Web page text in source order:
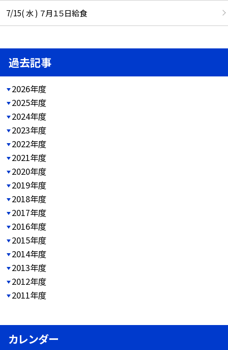
7/15( 水 ) ７月１５日給食
過去記事
2026年度
2025年度
2024年度
2023年度
2022年度
2021年度
2020年度
2019年度
2018年度
2017年度
2016年度
2015年度
2014年度
2013年度
2012年度
2011年度
カレンダー